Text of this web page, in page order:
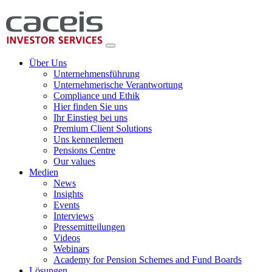
Über Uns
Unternehmensführung
Unternehmerische Verantwortung
Compliance und Ethik
Hier finden Sie uns
Ihr Einstieg bei uns
Premium Client Solutions
Uns kennenlernen
Pensions Centre
Our values
Medien
News
Insights
Events
Interviews
Pressemitteilungen
Videos
Webinars
Academy for Pension Schemes and Fund Boards